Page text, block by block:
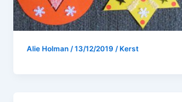
Alie Holman /13/12/2019 /Kerst